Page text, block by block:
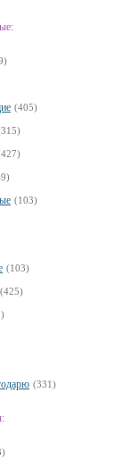
(405)
(103)
(103)
(425)
(331)